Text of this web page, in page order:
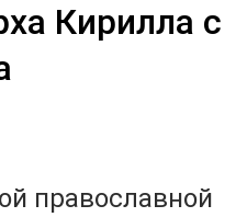
Кирилла с
православной